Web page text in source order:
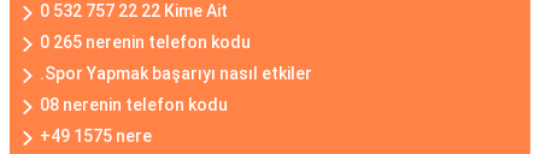
0 532 757 22 22 Kime Ait
0 265 nerenin telefon kodu
.Spor Yapmak başarıyı nasıl etkiler
08 nerenin telefon kodu
+49 1575 nere